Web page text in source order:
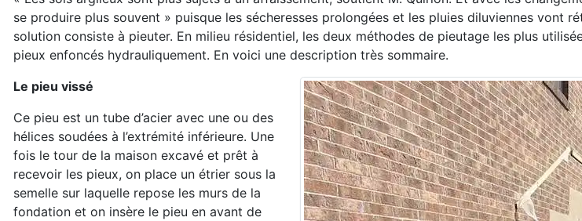
se produire plus souvent » puisque les sécheresses prolongées et les pluies diluviennes vont
solution consiste à pieuter. En milieu résidentiel, les deux méthodes de pieutage les plus
pieux enfoncés hydrauliquement. En voici une description très sommaire.
Le pieu vissé
Ce pieu est un tube d’acier avec une ou des
hélices soudées à l’extrémité inférieure. Une
fois le tour de la maison excavé et prêt à
recevoir les pieux, on place un étrier sous la
semelle sur laquelle repose les murs de la
fondation et on insère le pieu en avant de